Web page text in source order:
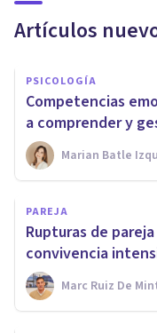
Artículos
PSICOLOGÍA
Competencias
a comprender y
Marian Batle
PAREJA
Rupturas de
convivencia
Marc Ruiz De